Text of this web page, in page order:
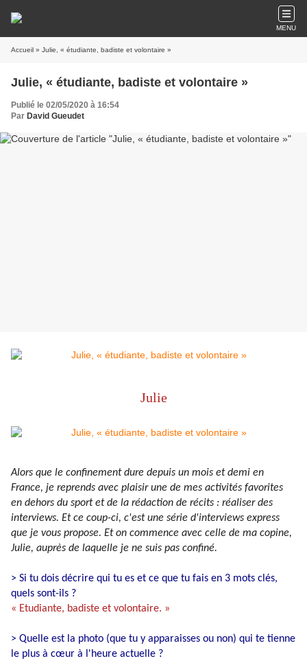
MENU
Accueil » Julie, « étudiante, badiste et volontaire »
Julie, « étudiante, badiste et volontaire »
Publié le 02/05/2020 à 16:54
Par David Gueudet
Julie
Alors que le confinement dure depuis un mois et demi en
France, je reprends avec plaisir une de mes activités favorites
en dehors du sport et de la rédaction de récits : réaliser des
interviews. Et ce coup-ci, c'est une série d'interviews express
que je vous propose. Et on commence avec celle de ma copine,
Julie, auprès de laquelle je ne suis pas confiné.
> Si tu dois décrire qui tu es et ce que tu fais en 3 mots clés,
quels sont-ils ?
« Etudiante, badiste et volontaire. »
> Quelle est la photo (que tu y apparaisses ou non) qui te tienne
le plus à cœur à l'heure actuelle ?